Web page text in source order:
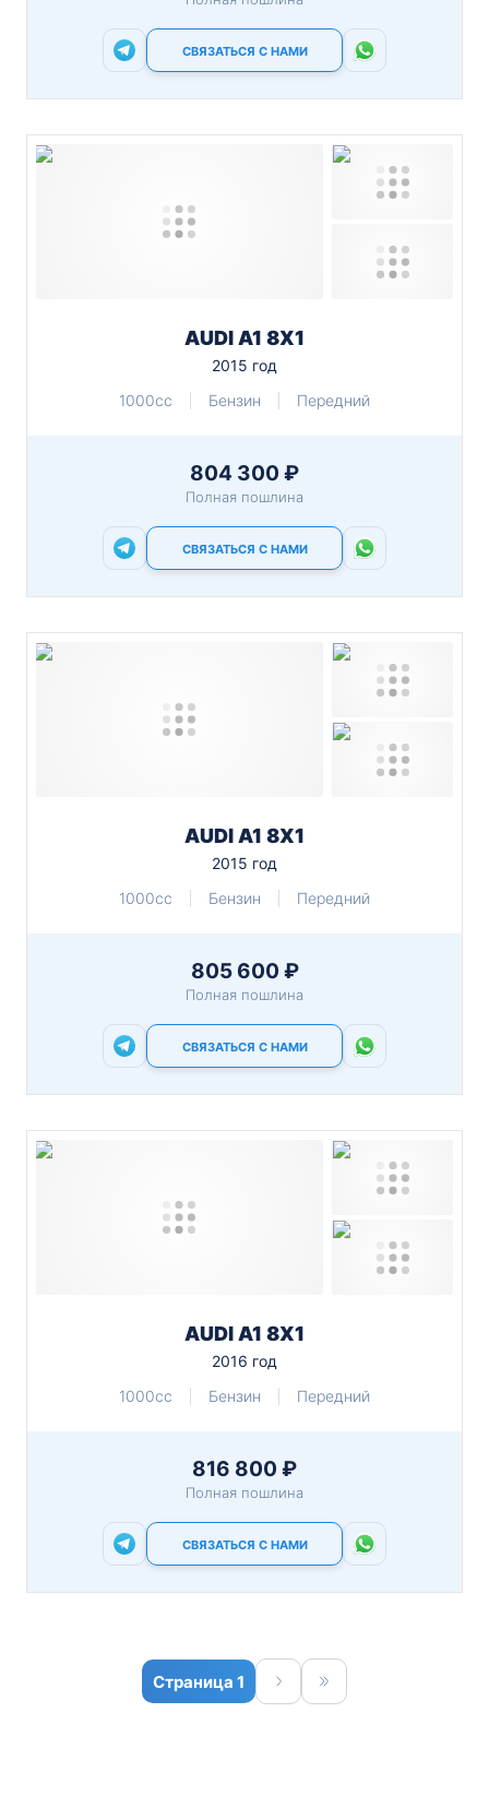
СВЯЗАТЬСЯ С НАМИ
AUDI A1 8X1
2015 год
1000cc
Бензин Передний
804 300 ₽
Полная пошлина
СВЯЗАТЬСЯ С НАМИ
AUDI A1 8X1
2015 год
1000cc
Бензин Передний
805 600 ₽
Полная пошлина
СВЯЗАТЬСЯ С НАМИ
AUDI A1 8X1
2016 год
1000cc
Бензин Передний
816 800 ₽
Полная пошлина
СВЯЗАТЬСЯ С НАМИ
1